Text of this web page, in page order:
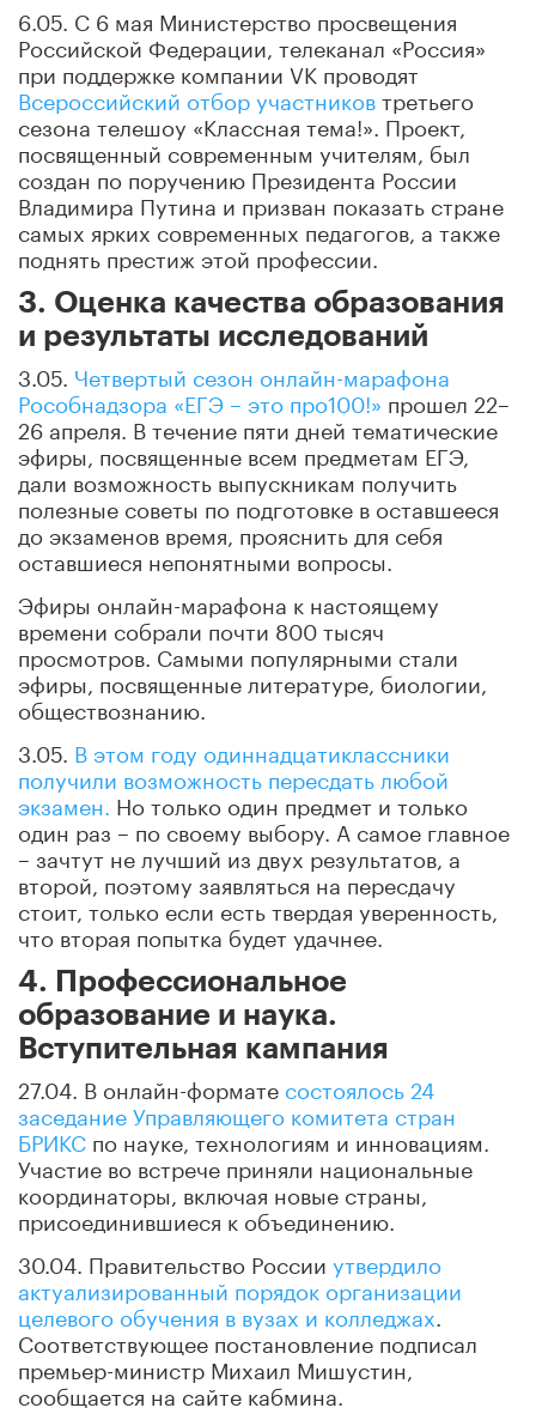
6.05. С 6 мая Министерство просвещения
Российской Федерации, телеканал «Россия»
при поддержке компании VK проводят
Всероссийский отбор участниковтретьего
сезона телешоу «Классная тема!». Проект,
посвященный современным учителям, был
создан по поручению Президента России
Владимира Путина и призван показать стране
самых ярких современных педагогов, а также
поднять престиж этой профессии.
3. Оценка качества образования
и результаты исследований
3.05. Четвертый сезон онлайн-марафона
Рособнадзора «ЕГЭ – это про100!» прошел 22–
26 апреля. В течение пяти дней тематические
эфиры, посвященные всем предметам ЕГЭ,
дали возможность выпускникам получить
полезные советы по подготовке в оставшееся
до экзаменов время, прояснить для себя
оставшиеся непонятными вопросы.
Эфиры онлайн-марафона к настоящему
времени собрали почти 800 тысяч
просмотров. Самыми популярными стали
эфиры, посвященные литературе, биологии,
обществознанию.
3.05. В этом году одиннадцатиклассники
получили возможность пересдать любой
экзамен. Но только один предмет и только
один раз – по своему выбору. А самое главное
– зачтут не лучший из двух результатов, а
второй, поэтому заявляться на пересдачу
стоит, только если есть твердая уверенность,
что вторая попытка будет удачнее.
4. Профессиональное
образование и наука.
Вступительная кампания
27.04. В онлайн-формате состоялось 24
заседание Управляющего комитета стран
БРИКС по науке, технологиям и инновациям.
Участие во встрече приняли национальные
координаторы, включая новые страны,
присоединившиеся к объединению.
30.04. Правительство России утвердило
актуализированный порядок организации
целевого обучения в вузах и колледжах
Соответствующее постановление подписал
премьер-министр Михаил Мишустин,
сообщается на сайте кабмина.